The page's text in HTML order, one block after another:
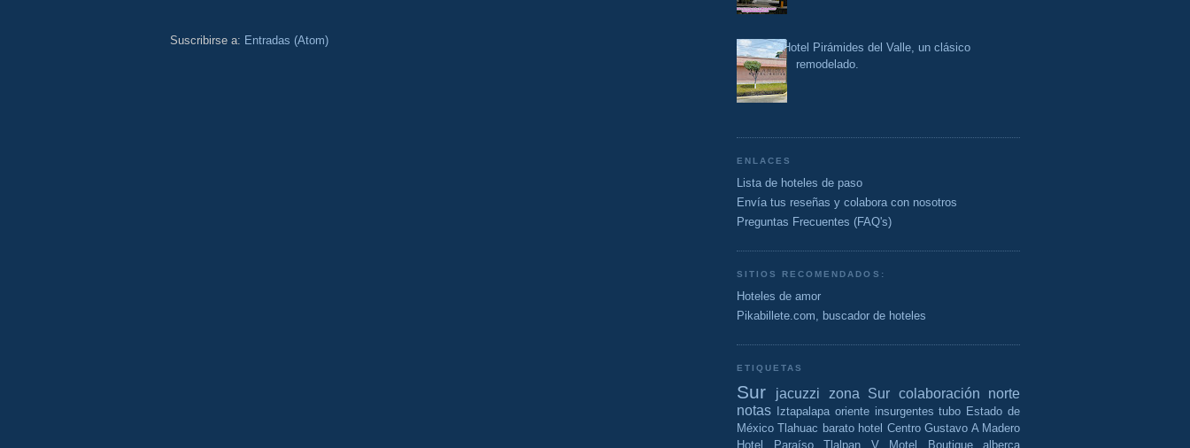
Suscribirse a: Entradas (Atom)
Hotel Pirámides del Valle, un clásico
remodelado.
ENLACES
Lista de hoteles de paso
Envía tus reseñas y colabora con nosotros
Preguntas Frecuentes (FAQ's)
SITIOS RECOMENDADOS:
Hoteles de amor
Pikabillete.com, buscador de hoteles
ETIQUETAS
Sur jacuzzi zona Sur colaboración
norte
notas
Iztapalapa oriente insurgentes tubo Estado de
México Tlahuac barato hotel Centro Gustavo A Madero
Hotel Paraíso
Tlalpan V Motel Boutique
alberca